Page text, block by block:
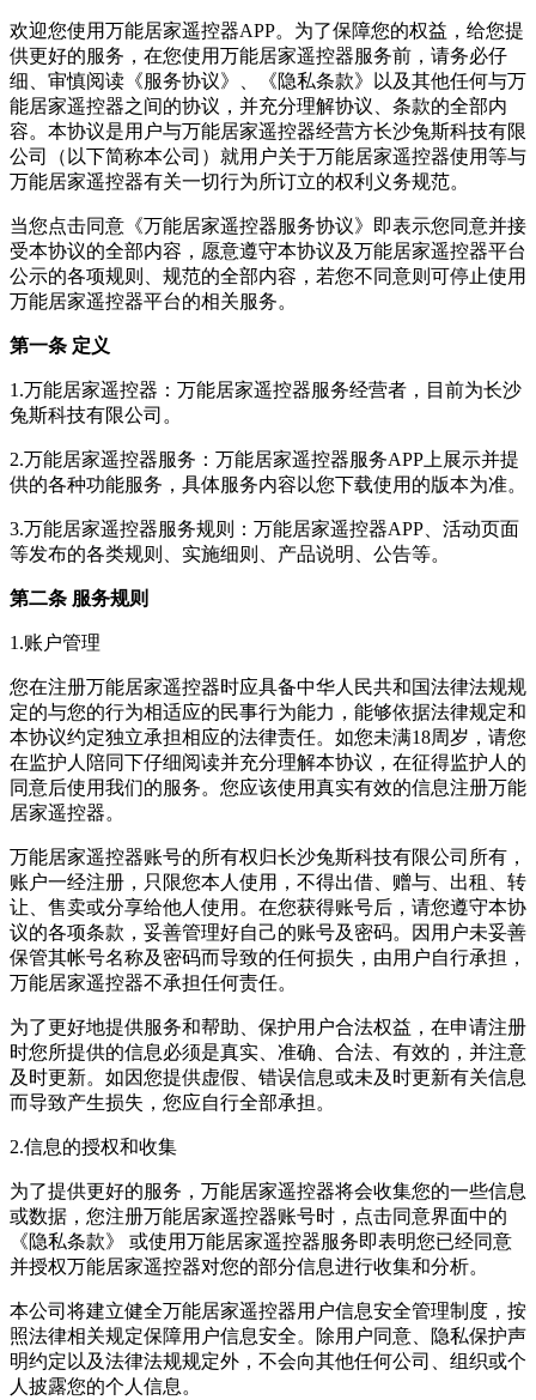
欢迎您使用万能居家遥控器APP。为了保障您的权益，给您提
供更好的服务，在您使用万能居家遥控器服务前，请务必仔
细、审慎阅读《服务协议》、《隐私条款》以及其他任何与万
能居家遥控器之间的协议，并充分理解协议、条款的全部内
容。本协议是用户与万能居家遥控器经营方长沙兔斯科技有限
公司
（以下简称本公司）就用户关于万能居家遥控器使用等与
万能居家遥控器有关一切行为所订立的权利义务规范。
当您点击同意《万能居家遥控器服务协议》即表示您同意并接
受本协议的全部内容，愿意遵守本协议及万能居家遥控器平台
公示的各项规则、规范的全部内容，若您不同意则可停止使用
万能居家遥控器平台的相关服务。
第一条 定义
1.万能居家遥控器 ： 万能居家遥控器服务经营者，目前为长沙
兔斯科技有限公司 。
2.万能居家遥控器服务： 万能居家遥控器服务APP上展示并提
供的各种功能服务，具体服务内容以您下载使用的版本为准。
3.万能居家遥控器服务规则： 万能居家遥控器APP、活动页面
等发布的各类规则、实施细则、产品说明、公告等。
第二条 服务规则
1.账户管理
您在注册万能居家遥控器时应具备中华人民共和国法律法规规
定的与您的行为相适应的民事行为能力，能够依据法律规定和
本协议约定独立承担相应的法律责任。如您未满18周岁，请您
在监护人陪同下仔细阅读并充分理解本协议，在征得监护人的
同意后使用我们的服务。您应该使用真实有效的信息注册万能
居家遥控器。
万能居家遥控器账号的所有权归长沙兔斯科技有限公司 所有，
账户一经注册，只限您本人使用，不得出借、赠与、出租、转
让、售卖或分享给他人使用。在您获得账号后，请您遵守本协
议的各项条款，妥善管理好自己的账号及密码。因用户未妥善
保管其帐号名称及密码而导致的任何损失，由用户自行承担，
万能居家遥控器不承担任何责任。
为了更好地提供服务和帮助、保护用户合法权益，在申请注册
时您所提供的信息必须是真实、准确、合法、有效的，并注意
及时更新。如因您提供虚假、错误信息或未及时更新有关信息
而导致产生损失，您应自行全部承担。
2.信息的授权和收集
为了提供更好的服务， 万能居家遥控器将会收集您的一些信息
或数据，您注册万能居家遥控器账号时，点击同意界面中的
《隐私条款》 或使用万能居家遥控器服务即表明您已经同意
并授权万能居家遥控器对您的部分信息进行收集和分析。
本公司将建立健全万能居家遥控器用户信息安全管理制度，按
照法律相关规定保障用户信息安全。除用户同意、隐私保护声
明约定以及法律法规规定外，不会向其他任何公司、组织或个
人披露您的个人信息。